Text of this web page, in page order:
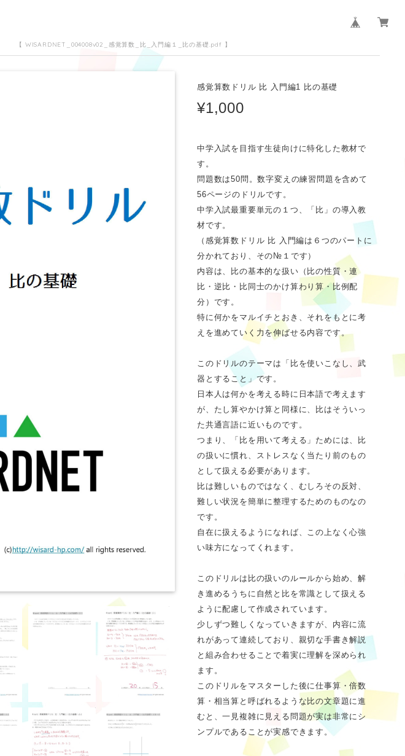
【 WISARDNET_004008v02_感覚算数_比_入門編１_比の基礎.pdf 】
感覚算数ドリル 比 入門編1 比の基礎
¥1,000
中学入試を目指す生徒向けに特化した教材で
す。
問題数は50問。数字変えの練習問題を含めて
56ページのドリルです。
中学入試最重要単元の１つ、「比」の導入教
材です。
（感覚算数ドリル 比 入門編は６つのパートに
分かれており、その№１です）
内容は、比の基本的な扱い（比の性質・連
比・逆比・比同士のかけ算わり算・比例配
分）です。
特に何かをマルイチとおき、それをもとに考
えを進めていく力を伸ばせる内容です。
このドリルのテーマは「比を使いこなし、武
器とすること」です。
日本人は何かを考える時に日本語で考えます
が、たし算やかけ算と同様に、比はそういっ
た共通言語に近いものです。
つまり、「比を用いて考える」ためには、比
の扱いに慣れ、ストレスなく当たり前のもの
として扱える必要があります。
比は難しいものではなく、むしろその反対、
難しい状況を簡単に整理するためのものなの
です。
自在に扱えるようになれば、この上なく心強
い味方になってくれます。
このドリルは比の扱いのルールから始め、解
き進めるうちに自然と比を常識として扱える
ように配慮して作成されています。
少しずつ難しくなっていきますが、内容に流
れがあって連続しており、親切な手書き解説
と組み合わせることで着実に理解を深められ
ます。
このドリルをマスターした後に仕事算・倍数
算・相当算と呼ばれるような比の文章題に進
むと、一見複雑に見える問題が実は非常にシ
ンプルであることが実感できます。